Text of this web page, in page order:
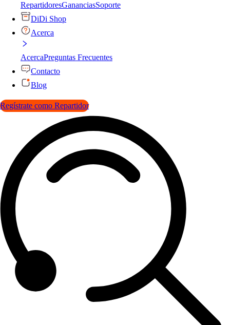
RepartidoresGananciasSoporte
DiDi Shop
Acerca
AcercaPreguntas Frecuentes
Contacto
Blog
Regístrate como Repartidor